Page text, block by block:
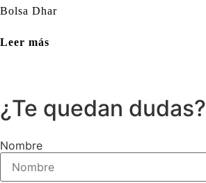
Bolsa Dhar
Leer más
¿Te quedan dudas?
Nombre